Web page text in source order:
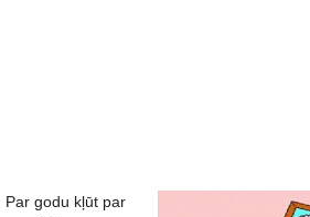
Par godu kļūt par